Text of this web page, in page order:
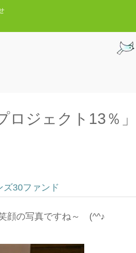
ロジェクト13％」
ズ30ファンド
顔の写真ですね～ (^^♪